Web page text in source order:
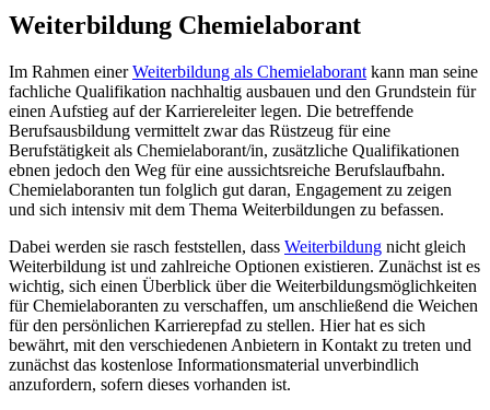
Weiterbildung Chemielaborant
Im Rahmen einerWeiterbildung als Chemielaborant kann man seine
fachliche Qualifikation nachhaltig ausbauen und den Grundstein für
einen Aufstieg auf der Karriereleiter legen. Die betreffende
Berufsausbildung vermittelt zwar das Rüstzeug für eine
Berufstätigkeit als Chemielaborant/in, zusätzliche Qualifikationen
ebnen jedoch den Weg für eine aussichtsreiche Berufslaufbahn.
Chemielaboranten tun folglich gut daran, Engagement zu zeigen
und sich intensiv mit dem Thema Weiterbildungen zu befassen.
Dabei werden sie rasch feststellen, dass Weiterbildung nicht gleich
Weiterbildung ist und zahlreiche Optionen existieren. Zunächst ist es
wichtig, sich einen Überblick über die Weiterbildungsmöglichkeiten
für Chemielaboranten zu verschaffen, um anschließend die Weichen
für den persönlichen Karrierepfad zu stellen. Hier hat es sich
bewährt, mit den verschiedenen Anbietern in Kontakt zu treten und
zunächst das kostenlose Informationsmaterial unverbindlich
anzufordern, sofern dieses vorhanden ist.